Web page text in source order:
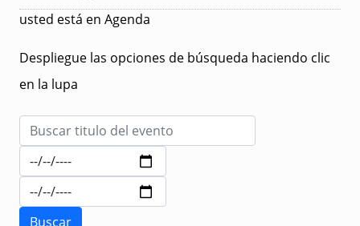
usted está en Agenda
Despliegue las opciones de búsqueda haciendo clic
en la lupa